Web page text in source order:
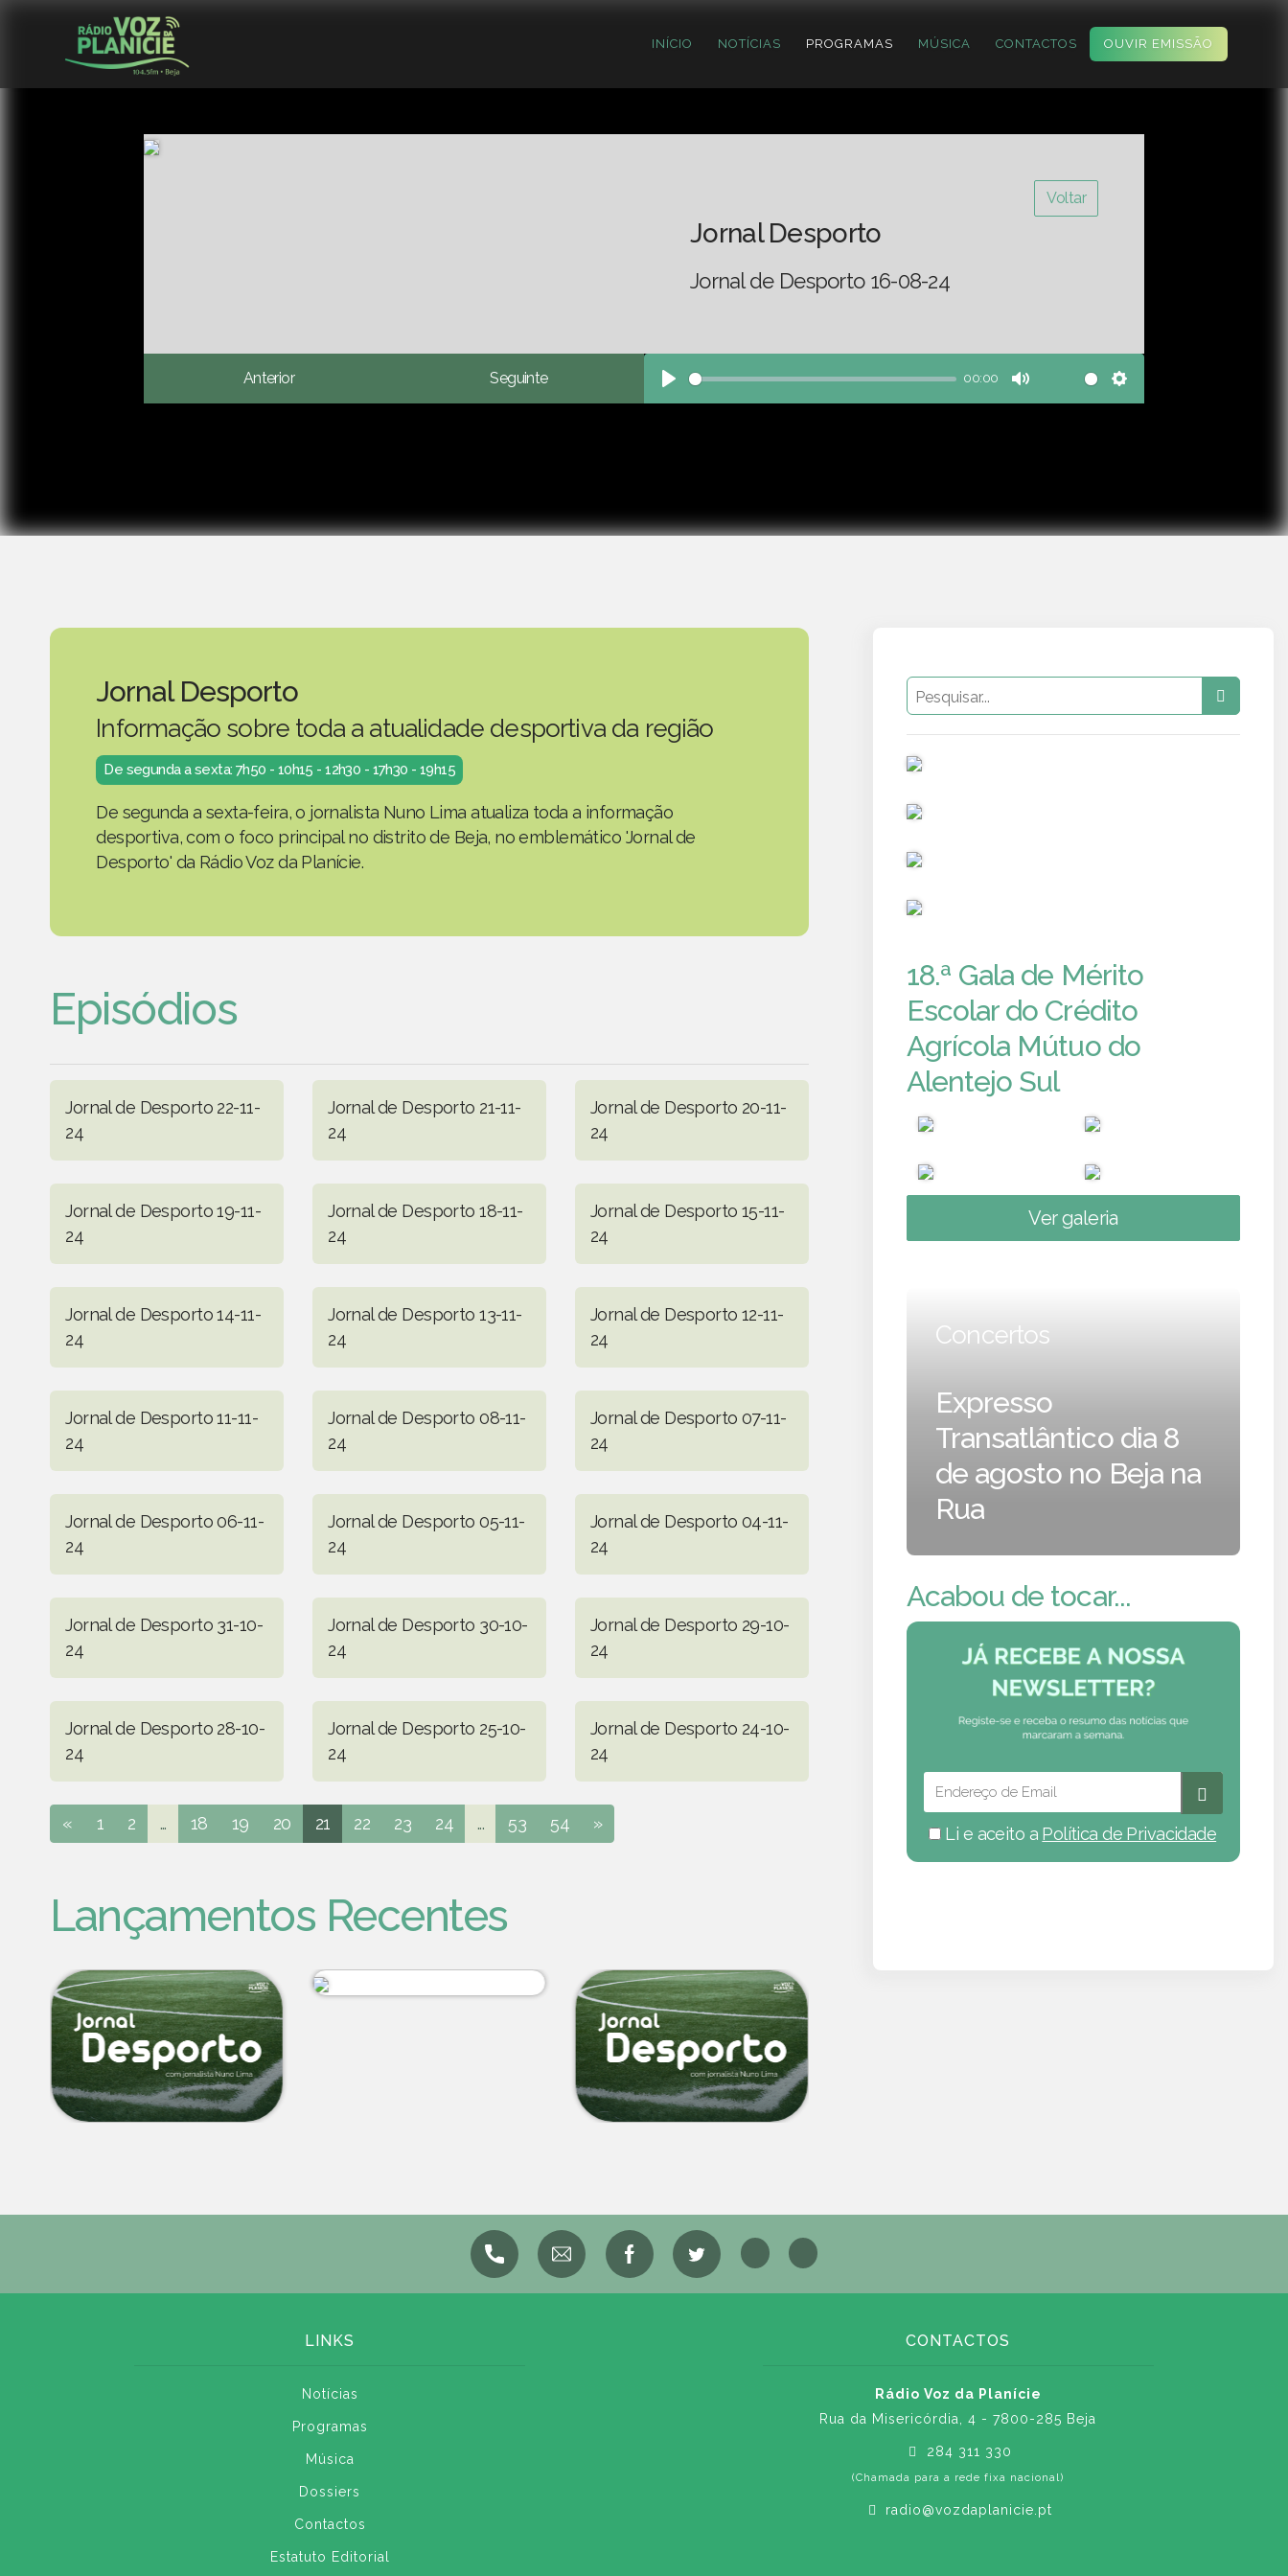
INÍCIO NOTÍCIAS PROGRAMAS MÚSICA CONTACTOS OUVIR EMISSÃO
Voltar
Jornal Desporto
Jornal de Desporto 16-08-24
Anterior Seguinte
Play
00:00
Mute Settings
Jornal Desporto
Informação sobre toda a atualidade desportiva da região
De segunda a sexta: 7h50 - 10h15 - 12h30 - 17h30 - 19h15
De segunda a sexta-feira, o jornalista Nuno Lima atualiza toda a informação
desportiva, com o foco principal no distrito de Beja, no emblemático 'Jornal de
Desporto' da Rádio Voz da Planície.
Episódios
Jornal de Desporto 22-11-
24
Jornal de Desporto 21-11-
24
Jornal de Desporto 20-11-
24
Jornal de Desporto 19-11-
24
Jornal de Desporto 18-11-
24
Jornal de Desporto 15-11-
24
Jornal de Desporto 14-11-
24
Jornal de Desporto 13-11-
24
Jornal de Desporto 12-11-
24
Jornal de Desporto 11-11-
24
Jornal de Desporto 08-11-
24
Jornal de Desporto 07-11-
24
Jornal de Desporto 06-11-
24
Jornal de Desporto 05-11-
24
Jornal de Desporto 04-11-
24
Jornal de Desporto 31-10-
24
Jornal de Desporto 30-10-
24
Jornal de Desporto 29-10-
24
Jornal de Desporto 28-10-
24
Jornal de Desporto 25-10-
24
Jornal de Desporto 24-10-
24
« 1 2 ... 18 19 20 21 22 23 24 ... 53 54 »
Lançamentos Recentes
18.ª Gala de Mérito
Escolar do Crédito
Agrícola Mútuo do
Alentejo Sul
Ver galeria
Concertos
Expresso
Transatlântico dia 8
de agosto no Beja na
Rua
Acabou de tocar...
Li e aceito a Política de Privacidade
LINKS
Notícias
Programas
Música
Dossiers
Contactos
Estatuto Editorial
CONTACTOS
Rádio Voz da Planície
Rua da Misericórdia, 4 - 7800-285 Beja
284 311 330
(Chamada para a rede fixa nacional)
radio@vozdaplanicie.pt